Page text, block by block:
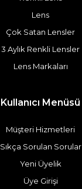
Lens
Çok Satan Lensler
3 Aylık Renkli Lensler
Lens Markaları
Kullanıcı Menüsü
Müşteri Hizmetleri
Sıkça Sorulan Sorular
Yeni Üyelik
Üye Girişi